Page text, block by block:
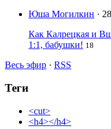
Юша Могилкин ·
Как Калрецкая и
1:1, бабушки! 18
Весь эфир · RSS
Теги
<cut>
<h4></h4>